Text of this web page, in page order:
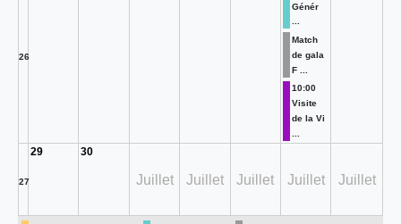
26
Génér
...
Match
de gala
F ...
10:00
Visite
de la Vi
27
29 30
Juillet Juillet Juillet Juillet Juillet